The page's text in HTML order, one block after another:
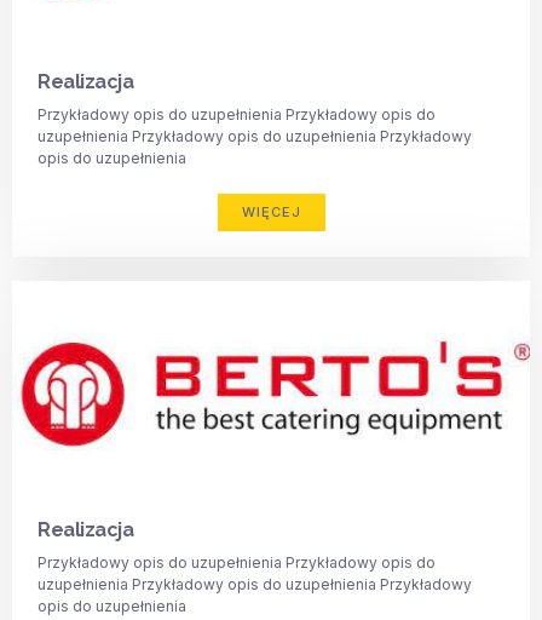
Realizacja
Przykładowy opis do uzupełnienia Przykładowy opis do
uzupełnienia Przykładowy opis do uzupełnienia Przykładowy
opis do uzupełnienia
WIĘCEJ
Realizacja
Przykładowy opis do uzupełnienia Przykładowy opis do
uzupełnienia Przykładowy opis do uzupełnienia Przykładowy
opis do uzupełnienia